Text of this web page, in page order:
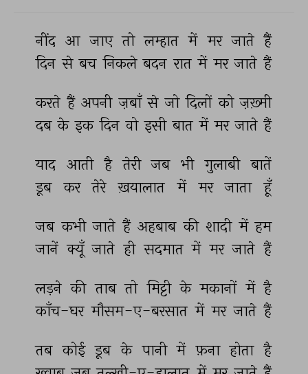
नींद आ जाए तो लम्हात में मर जाते हैं
दिन से बच निकले बदन रात में मर जाते हैं
करते हैं अपनी ज़बाँ से जो दिलों को ज़ख़्मी
दब के इक दिन वो इसी बात में मर जाते हैं
याद आती है तेरी जब भी गुलाबी बातें
डूब कर तेरे ख़यालात में मर जाता हूँ
जब कभी जाते हैं अहबाब की शादी में हम
जानें क्यूँ जाते ही सदमात में मर जाते हैं
लड़ने की ताब तो मिट्टी के मकानों में है
काँच-घर मौसम-ए-बरसात में मर जाते हैं
तब कोई डूब के पानी में फ़ना होता है